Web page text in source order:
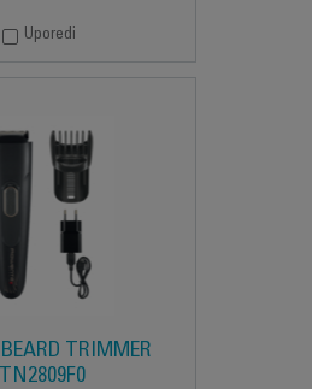
Uporedi
TRIMMER
TN2809F0